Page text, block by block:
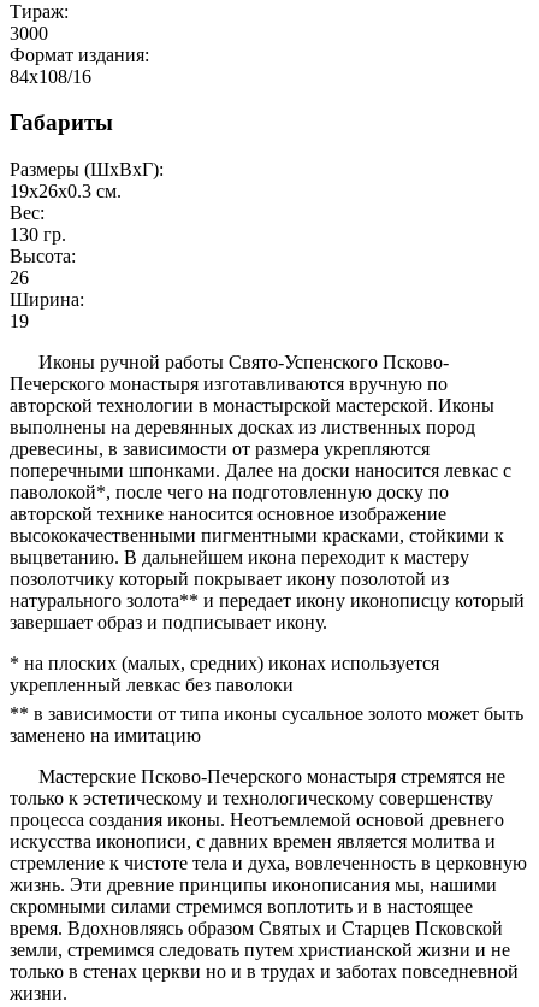
Тираж:
3000
Формат издания:
84x108/16
Габариты
Размеры (ШxВxГ):
19x26x0.3 см.
Вес:
130 гр.
Высота:
26
Ширина:
19
Иконы ручной работы Свято-Успенского Псково-
Печерского монастыря изготавливаются вручную по
авторской технологии в монастырской мастерской. Иконы
выполнены на деревянных досках из лиственных пород
древесины, в зависимости от размера укрепляются
поперечными шпонками. Далее на доски наносится левкас с
паволокой*, после чего на подготовленную доску по
авторской технике наносится основное изображение
высококачественными пигментными красками, стойкими к
выцветанию. В дальнейшем икона переходит к мастеру
позолотчику который покрывает икону позолотой из
натурального золота** и передает икону иконописцу который
завершает образ и подписывает икону.
* на плоских (малых, средних) иконах используется
укрепленный левкас без паволоки
** в зависимости от типа иконы сусальное золото может быть
заменено на имитацию
Мастерские Псково-Печерского монастыря стремятся не
только к эстетическому и технологическому совершенству
процесса создания иконы. Неотъемлемой основой древнего
искусства иконописи, с давних времен является молитва и
стремление к чистоте тела и духа, вовлеченность в церковную
жизнь. Эти древние принципы иконописания мы, нашими
скромными силами стремимся воплотить и в настоящее
время. Вдохновляясь образом Святых и Старцев Псковской
земли, стремимся следовать путем христианской жизни и не
только в стенах церкви но и в трудах и заботах повседневной
жизни.